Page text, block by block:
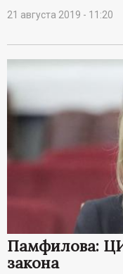
21 августа 2019 - 11:20
Памфилова:
закона